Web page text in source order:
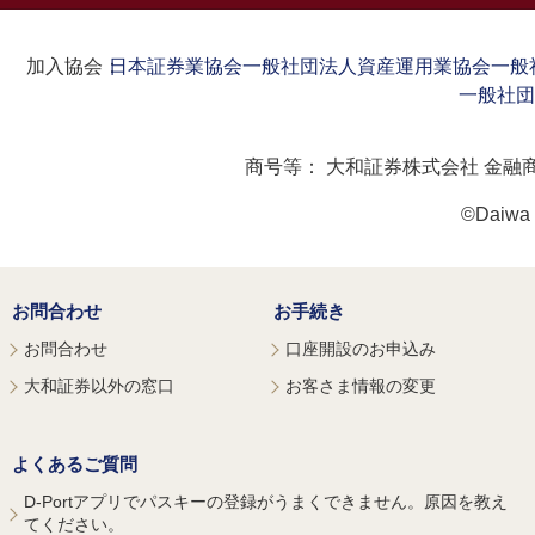
加入協会：日本証券業協会一般社団法人資産運用業協会一般
一般社
商号等： 大和証券株式会社 金融
©Daiwa
お問合わせ
お問合わせ
大和証券以外の窓口
お手続き
口座開設のお申込み
お客さま情報の変更
よくあるご質問
D-Portアプリでパスキーの登録がうまくできません。原因を教え
てください。